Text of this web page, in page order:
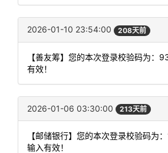
2026-01-10 23:54:00 208天前
【善友筹】您的本次登录校验码为：
有效！
2026-01-06 03:30:00 213天前
【邮储银行】您的本次登录校验码为
输入有效！